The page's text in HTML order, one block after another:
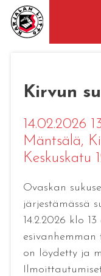
Kirvun
14.02.2026
Mäntsälä,
Keskuskatu
Ovaskan
järjestämässä
14.2.2026 klo
on löydetty ja